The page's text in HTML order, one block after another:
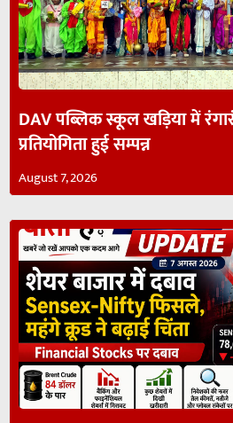
DAV पब्लिक स्कूल खड़िया में
प्रतियोगिता हुई सम्पन्न
August 7, 2026